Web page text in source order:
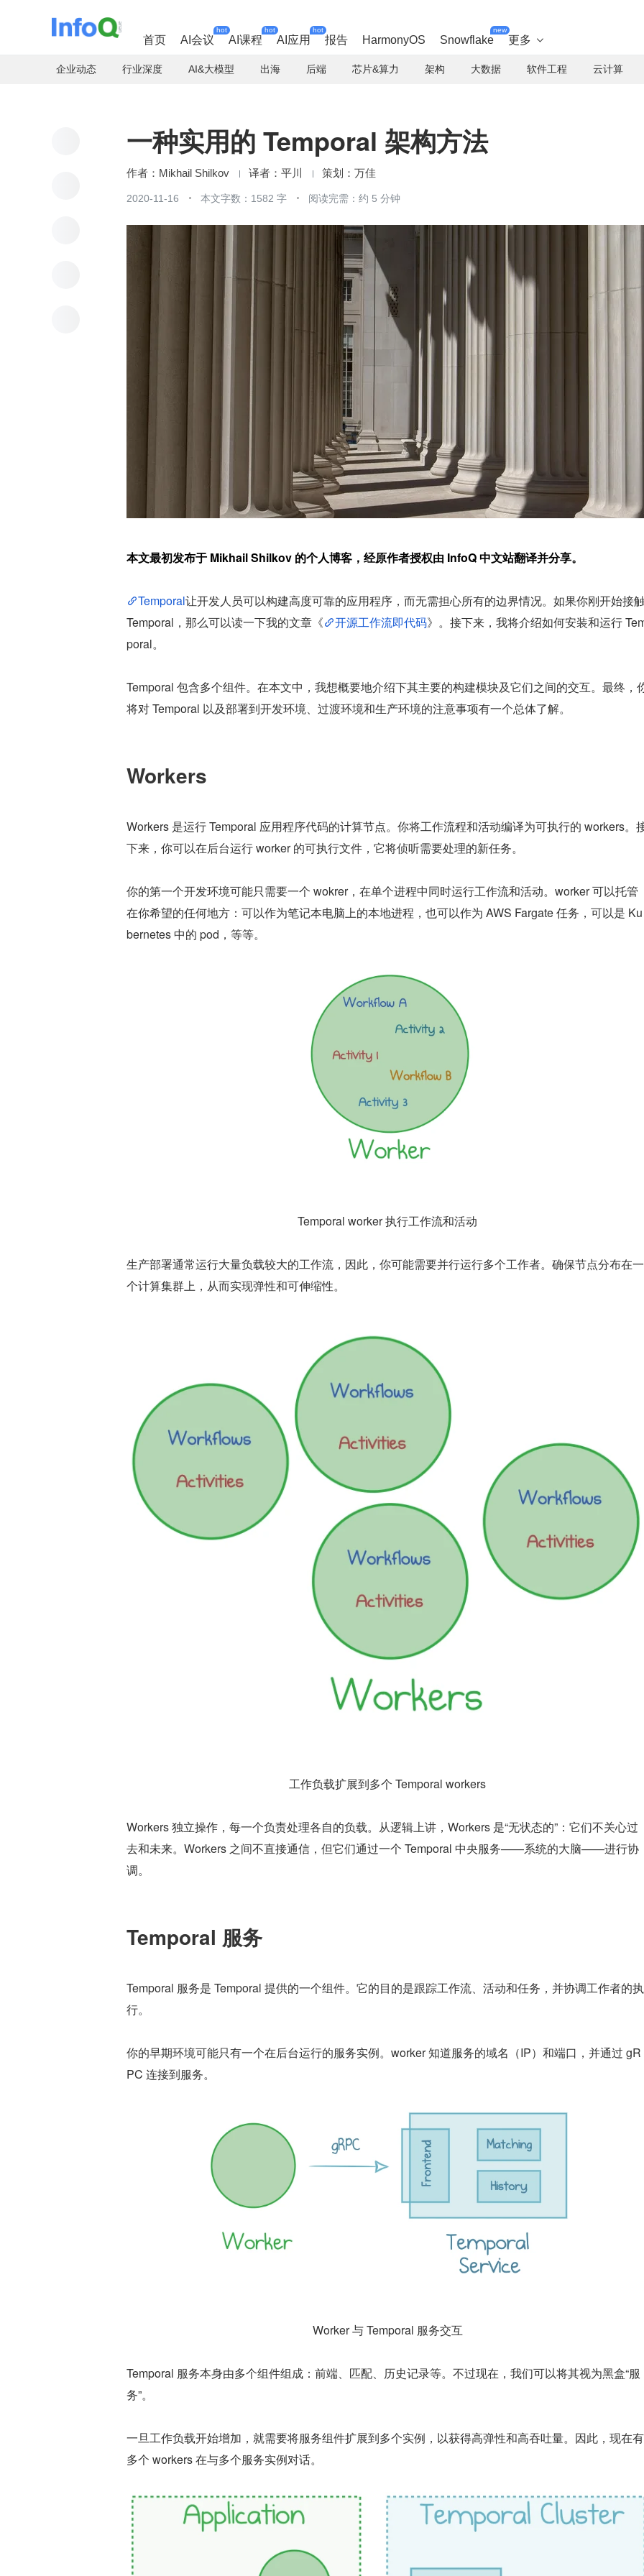
首页 AI会议
hot
AI课程
hot
AI应用
hot
报告 HarmonyOS Snowflake
new
更多 
企业动态 行业深度 AI&大模型 出海 后端 芯片&算力 架构 大数据 软件工程 云计算
一种实用的 Temporal 架构方法
Mikhail Shilkov 平川 万佳
2020-11-16 本文字数：1582 字 阅读完需：约 5 分钟
本文最初发布于 Mikhail Shilkov 的个人博客，经原作者授权由 InfoQ 中文站翻译并分享。
Temporal让开发人员可以构建高度可靠的应用程序，而无需担心所有的边界情况。如果你刚开始接
Temporal，那么可以读一下我的文章《
开源工作流即代码》。接下来，我将介绍如何安装和运行
poral。
Temporal 包含多个组件。在本文中，我想概要地介绍下其主要的构建模块及它们之间的交互。最终，
将对 Temporal 以及部署到开发环境、过渡环境和生产环境的注意事项有一个总体了解。
Workers
Workers 是运行 Temporal 应用程序代码的计算节点。你将工作流程和活动编译为可执行的 workers。
下来，你可以在后台运行 worker 的可执行文件，它将侦听需要处理的新任务。
你的第一个开发环境可能只需要一个 wokrer，在单个进程中同时运行工作流和活动。worker 可以托管
在你希望的任何地方：可以作为笔记本电脑上的本地进程，也可以作为 AWS Fargate 任务，可以是 Ku
bernetes 中的 pod，等等。
Temporal worker 执行工作流和活动
生产部署通常运行大量负载较大的工作流，因此，你可能需要并行运行多个工作者。确保节点分布在一
个计算集群上，从而实现弹性和可伸缩性。
工作负载扩展到多个 Temporal workers
Workers 独立操作，每一个负责处理各自的负载。从逻辑上讲，Workers 是“无状态的”：它们不关心过
去和未来。Workers 之间不直接通信，但它们通过一个 Temporal 中央服务——系统的大脑——进行协
调。
Temporal 服务
Temporal 服务是 Temporal 提供的一个组件。它的目的是跟踪工作流、活动和任务，并协调工作者的执
行。
你的早期环境可能只有一个在后台运行的服务实例。worker 知道服务的域名（IP）和端口，并通过 gR
PC 连接到服务。
Worker 与 Temporal 服务交互
Temporal 服务本身由多个组件组成：前端、匹配、历史记录等。不过现在，我们可以将其视为黑盒“服
务”。
一旦工作负载开始增加，就需要将服务组件扩展到多个实例，以获得高弹性和高吞吐量。因此，现在有
多个 workers 在与多个服务实例对话。